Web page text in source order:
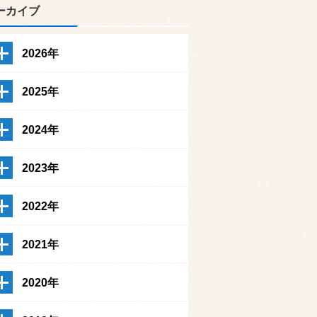
カイブ
2026年
2025年
2024年
2023年
2022年
2021年
2020年